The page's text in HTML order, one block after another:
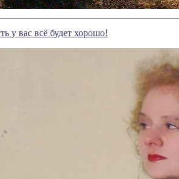
у вас всё будет хорошо!